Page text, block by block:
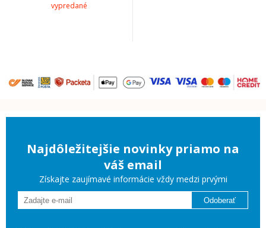
vypredané
Najdôležitejšie novinky priamo na
váš email
Získajte zaujímavé informácie vždy medzi prvými
Odoberať